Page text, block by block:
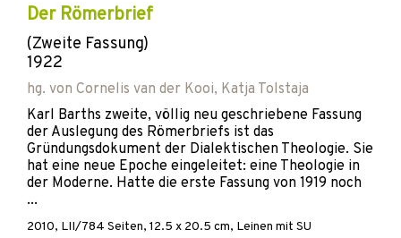
Der Römerbrief
(Zweite Fassung)
1922
hg. von Cornelis van der Kooi, Katja Tolstaja
Karl Barths zweite, völlig neu geschriebene Fassung
der Auslegung des Römerbriefs ist das
Gründungsdokument der Dialektischen Theologie. Sie
hat eine neue Epoche eingeleitet: eine Theologie in
der Moderne. Hatte die erste Fassung von 1919 noch
...
2010, LII/784 Seiten, 12.5 x 20.5 cm, Leinen mit SU